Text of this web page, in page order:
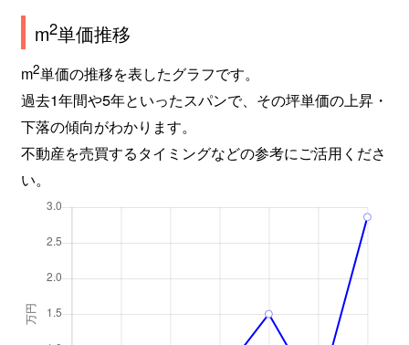
m2単価推移
m2単価の推移を表したグラフです。
過去1年間や5年といったスパンで、その坪単価の上昇・
下落の傾向がわかります。
不動産を売買するタイミングなどの参考にご活用くださ
い。